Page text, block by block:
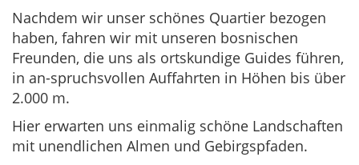
Nachdem wir unser schönes Quartier bezogen
haben, fahren wir mit unseren bosnischen
Freunden, die uns als ortskundige Guides führen,
in an-spruchsvollen Auffahrten in Höhen bis über
2.000 m.
Hier erwarten uns einmalig schöne Landschaften
mit unendlichen Almen und Gebirgspfaden.